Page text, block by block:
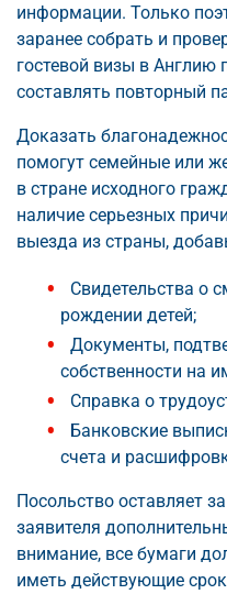
информации. Только
заранее собрать и
гостевой визы в Англию
составлять повторный
Доказать
помогут семейные или
в стране исходного
наличие серьезных
выезда из страны,
Свидетельства о
рождении детей;
Документы,
собственности на
Справка о
Банковские
счета и
Посольство оставляет
заявителя
внимание, все бумаги
иметь действующие